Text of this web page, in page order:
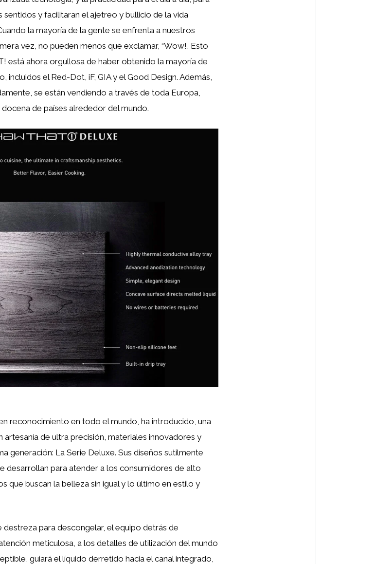
sentidos y facilitaran el ajetreo y bullicio de la vida
la mayoría de la gente se enfrenta a nuestros
vez, no pueden menos que exclamar, “Wow!, Esto
está ahora orgullosa de haber obtenido la mayoría de
incluidos el Red-Dot, iF, GIA y el Good Design. Además,
se están vendiendo a través de toda Europa,
de países alrededor del mundo.
reconocimiento en todo el mundo, ha introducido, una
de ultra precisión, materiales innovadores y
generación: La Serie Deluxe. Sus diseños sutilmente
desarrollan para atender a los consumidores de alto
que buscan la belleza sin igual y lo último en estilo y
destreza para descongelar, el equipo detrás de
meticulosa, a los detalles de utilización del mundo
guiará el líquido derretido hacia el canal integrado,